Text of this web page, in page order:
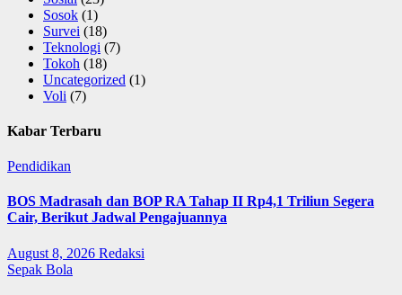
Sosok (1)
Survei (18)
Teknologi (7)
Tokoh (18)
Uncategorized (1)
Voli (7)
Kabar Terbaru
Pendidikan
BOS Madrasah dan BOP RA Tahap II Rp4,1 Triliun Segera
Cair, Berikut Jadwal Pengajuannya
August 8, 2026 Redaksi
Sepak Bola